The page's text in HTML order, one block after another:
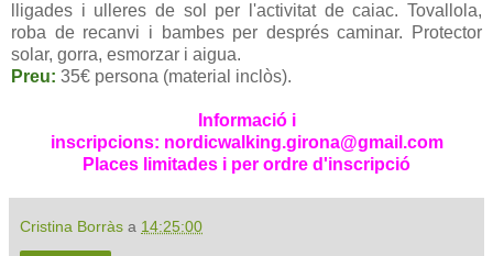
lligades i ulleres de sol per l'activitat de caiac. Tovallola,
roba de recanvi i bambes per després caminar. Protector
solar, gorra, esmorzar i aigua.
Preu: 35€ persona (material inclòs).
Informació i
inscripcions: nordicwalking.girona@gmail.com
Places limitades i per ordre d'inscripció
Cristina Borràs a 14:25:00